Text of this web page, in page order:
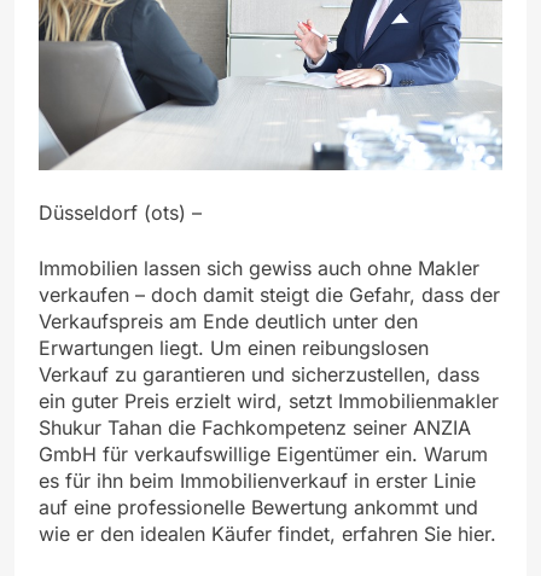
Düsseldorf (ots) –
Immobilien lassen sich gewiss auch ohne Makler
verkaufen – doch damit steigt die Gefahr, dass der
Verkaufspreis am Ende deutlich unter den
Erwartungen liegt. Um einen reibungslosen
Verkauf zu garantieren und sicherzustellen, dass
ein guter Preis erzielt wird, setzt Immobilienmakler
Shukur Tahan die Fachkompetenz seiner ANZIA
GmbH für verkaufswillige Eigentümer ein. Warum
es für ihn beim Immobilienverkauf in erster Linie
auf eine professionelle Bewertung ankommt und
wie er den idealen Käufer findet, erfahren Sie hier.